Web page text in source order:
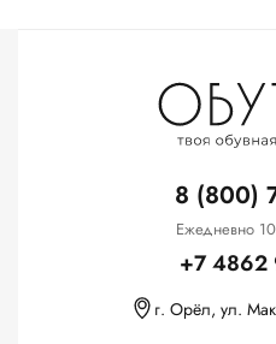
8 (800)
Ежедневно
+7 4862
г. Орёл, ул.